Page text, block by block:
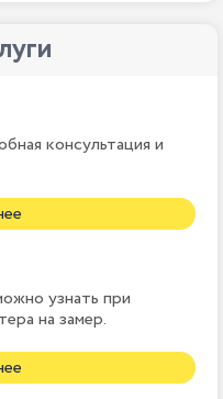
консультация и
узнать при
на замер.